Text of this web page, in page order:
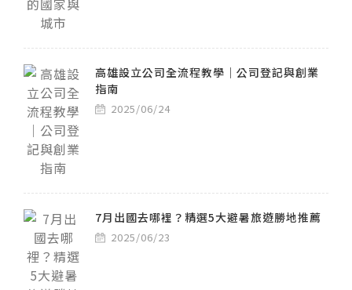
高雄設立公司全流程教學｜公司登記與創業
指南
2025/06/24
7月出國去哪裡？精選5大避暑旅遊勝地推薦
2025/06/23